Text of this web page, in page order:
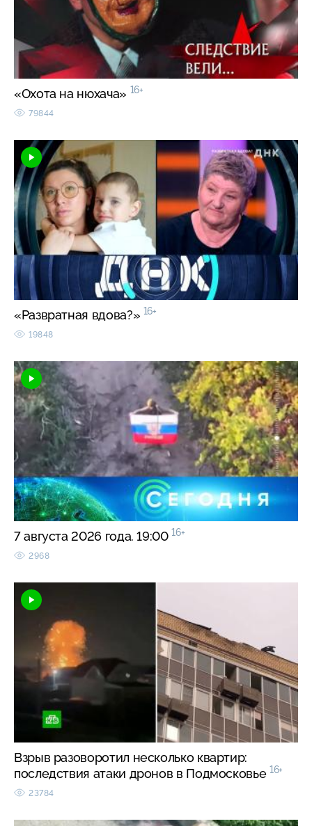
«Охота на нюхача» 16+
79844
«Развратная вдова?» 16+
19848
7 августа 2026 года. 19:00 16+
2968
Взрыв разоворотил несколько квартир:
последствия атаки дронов в Подмосковье 16+
23784